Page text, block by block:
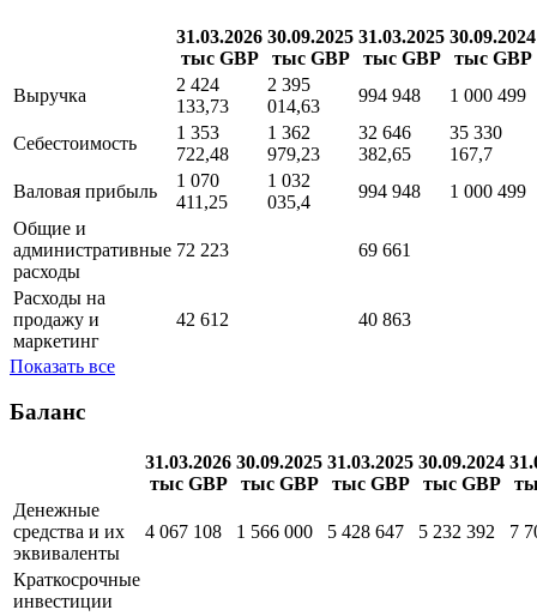
31.03.2026
тыс GBP
30.09.2025
тыс GBP
31.03.2025
тыс GBP
30.09.2024
тыс GBP
Выручка
2 424
133,73
2 395
014,63
994 948 1 000 499
Себестоимость
1 353
722,48
1 362
979,23
32 646
382,65
35 330
167,7
Валовая прибыль
1 070
411,25
1 032
035,4
994 948
1 000 499
Общие и
административные
расходы
72 223 69 661
Расходы на
продажу и
маркетинг
42 612 40 863
Показать все
Баланс
31.03.2026
тыс GBP
30.09.2025
тыс GBP
31.03.2025
тыс GBP
30.09.2024
тыс GBP
Денежные
средства и их
эквиваленты
4 067 108 1 566 000 5 428 647 5 232 392 7
Краткосрочные
инвестиции